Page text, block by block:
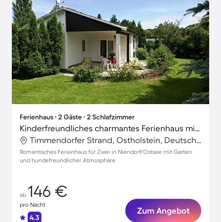
Ferienhaus ∙ 2 Gäste ∙ 2 Schlafzimmer
Kinderfreundliches charmantes Ferienhaus mit Grill und Garten | Nah am Strand | Haustiere erlaubt
Timmendorfer Strand, Ostholstein, Deutschland
Romantisches Ferienhaus für Zwei in Niendorf/Ostsee mit Garten
und hundefreundlicher Atmosphäre
ab 146 €
pro Nacht
4.3
Zum Angebot